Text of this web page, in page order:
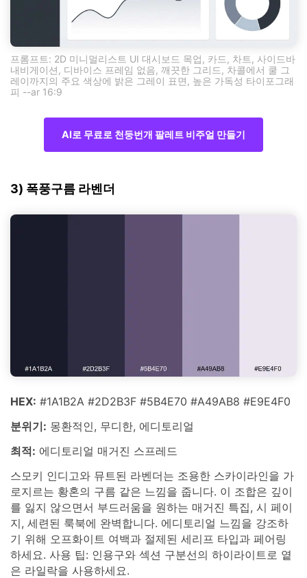
프롬프트: 2D 미니멀리스트 UI 대시보드 목업, 카드, 차트, 사이드바
내비게이션, 디바이스 프레임 없음, 깨끗한 그리드, 차콜에서 쿨 그
레이까지의 주요 색상에 밝은 그레이 표면, 높은 가독성 타이포그래
피 --ar 16:9
AI로 무료로 천둥번개 팔레트 비주얼 만들기
3) 폭풍구름 라벤더
HEX: #1A1B2A #2D2B3F #5B4E70 #A49AB8 #E9E4F0
분위기: 몽환적인, 무디한, 에디토리얼
최적: 에디토리얼 매거진 스프레드
스모키 인디고와 뮤트된 라벤더는 조용한 스카이라인을 가
로지르는 황혼의 구름 같은 느낌을 줍니다. 이 조합은 깊이
를 잃지 않으면서 부드러움을 원하는 매거진 특집, 시 페이
지, 세련된 룩북에 완벽합니다. 에디토리얼 느낌을 강조하
기 위해 오프화이트 여백과 절제된 세리프 타입과 페어링
하세요. 사용 팁: 인용구와 섹션 구분선의 하이라이트로 옅
은 라일락을 사용하세요.